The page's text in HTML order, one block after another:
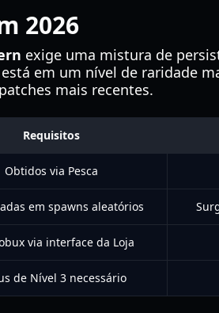
2026
exige uma mistura de
em um nível de raridade
mais recentes.
Requisitos
Obtidos via Pesca
em spawns aleatórios
via interface da Loja
de Nível 3 necessário